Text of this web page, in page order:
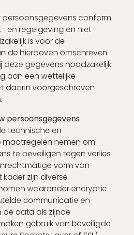
persoonsgegevens conform
en regelgeving en niet
is voor de
de hierboven omschreven
deze gegevens noodzakelijk
aan een wettelijke
daarin voorgeschreven
persoonsgegevens
technische en
nemen om
te beveiligen tegen verlies
vorm van
kader zijn diverse
waaronder encryptie
communicatie en
data als zijnde
gebruik van beveiligde